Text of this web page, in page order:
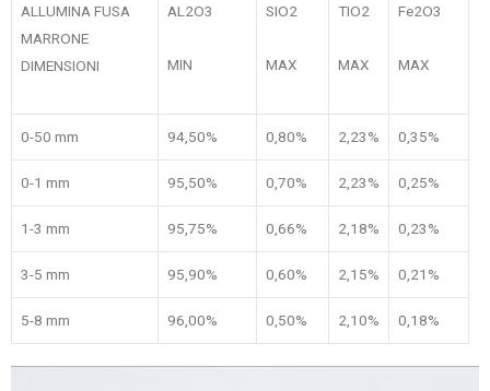
ALLUMINA FUSA
MARRONE
DIMENSIONI
AL2O3
MIN
SIO2
MAX
TIO2
MAX
Fe2O3
MAX
0-50 mm 94,50% 0,80% 2,23% 0,35%
0-1 mm 95,50% 0,70% 2,23% 0,25%
1-3 mm 95,75% 0,66% 2,18% 0,23%
3-5 mm 95,90% 0,60% 2,15% 0,21%
5-8 mm 96,00% 0,50% 2,10% 0,18%